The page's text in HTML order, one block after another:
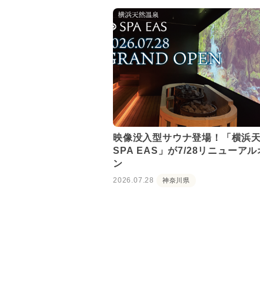
映像没入型サウナ登場！「横浜
SPA EAS」が7/28リニューアル
ン
2026.07.28 神奈川県